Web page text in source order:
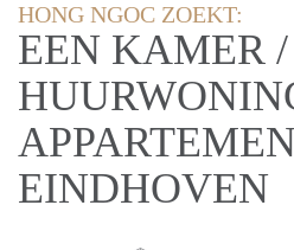
HONG NGOC ZOEKT:
EEN KAMER /
EINDHOVEN